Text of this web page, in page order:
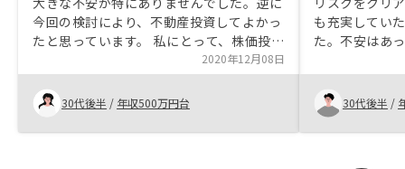
今回の検討により、不動産投資してよかっ
たと思っています。 私にとって、株価投資
が難しいし、NISAのような証券投資も、
毎日変動しているのをみて、不安です。 そ
れらと比べて、ワンルームの不動産投資は
非常シンプルです。また、大きな儲けにな
らない可能性もありますが、長期的の保有
2020年12月08日
30代後半 / 年収500万円台
も充実してい
た。不安はあ
った！投資用
に近いのでは
身の住まいも
います。
30代後半 /